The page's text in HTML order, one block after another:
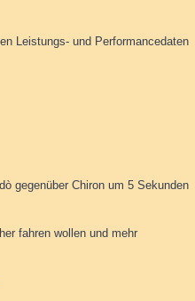
Leistungs- und Performancedaten
gegenüber Chiron um 5 Sekunden
fahren wollen und mehr